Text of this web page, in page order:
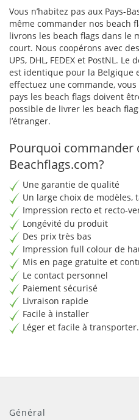
Vous n’habitez pas aux Pays-
même commander nos beach
livrons les beach flags dans le
court. Nous coopérons avec
UPS, DHL, FEDEX et PostNL.
est identique pour la Belgique
effectuez une commande,
pays les beach flags doivent
possible de livrer les beach
l’étranger.
Pourquoi commander
Beachflags.com?
Une garantie de qualité
Un large choix de modèles,
Impression recto et recto-
Longévité du produit
Des prix très bas
Impression full colour de
Mis en page gratuite et
Le contact personnel
Paiement sécurisé
Livraison rapide
Facile à installer
Léger et facile à transporter.
Général